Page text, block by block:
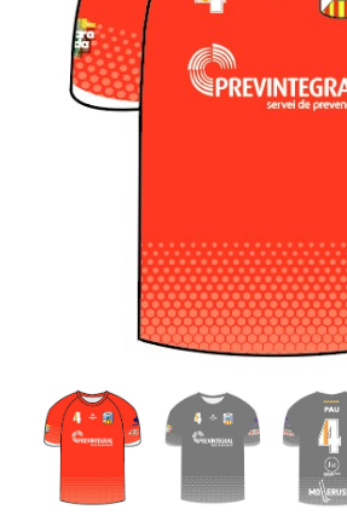
ALTAN QR
Sanitario
TRABAJOS REALIZADOS
CATÁLOGOS